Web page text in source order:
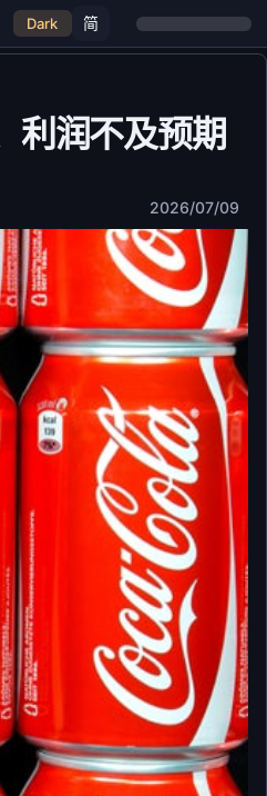
Dark 简
利润不及预期
2026/07/09